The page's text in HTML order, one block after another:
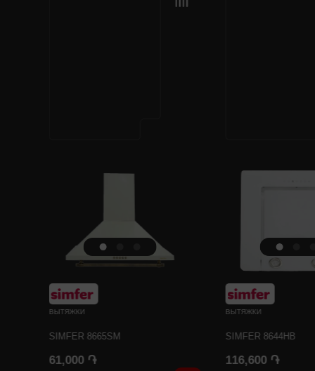
ВЫТЯЖКИ
SIMFER 8665SM
61,000 ֏
ВЫТЯЖКИ
SIMFER 8644HB
116,600 ֏